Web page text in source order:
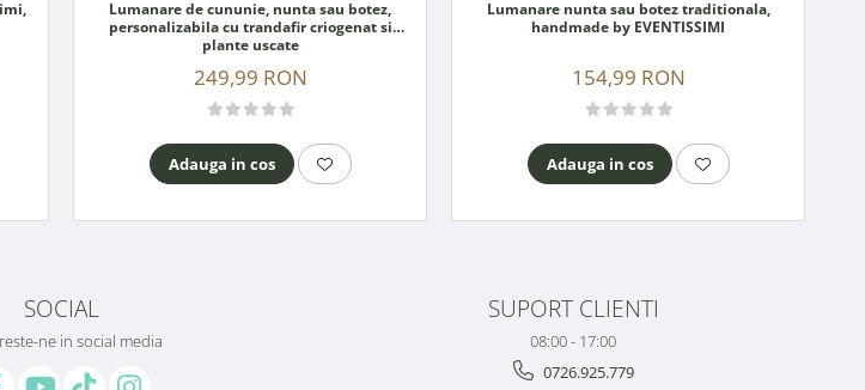
Lumanare de cununie, nunta sau botez,
personalizabila cu trandafir criogenat si
plante uscate
249,99 RON
Adauga in cos
Lumanare nunta sau botez traditionala,
handmade by EVENTISSIMI
154,99 RON
Adauga in cos
SOCIAL
ne in social media
SUPORT CLIENTI
08:00 - 17:00
0726.925.779